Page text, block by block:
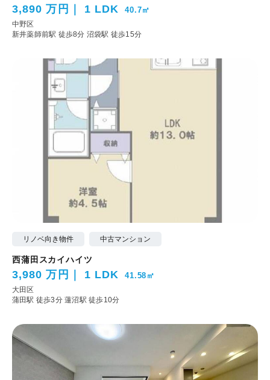
3,890 万円 1 LDK 40.7㎡
中野区
新井薬師前駅 徒歩8分 沼袋駅 徒歩15分
リノベ向き物件 中古マンション
西蒲田スカイハイツ
3,980 万円 1 LDK 41.58㎡
大田区
蒲田駅 徒歩3分蓮沼駅 徒歩10分